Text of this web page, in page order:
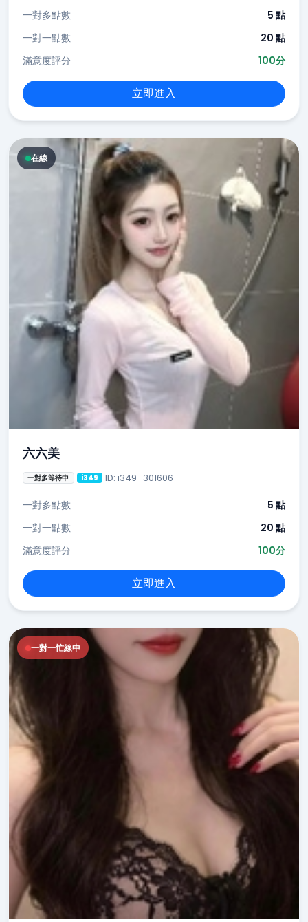
一對多點數
5 點
一對一點數
20 點
滿意度評分
100分
立即進入
在線
六六美
一對多等待中 i349 ID: i349_301606
一對多點數
5 點
一對一點數
20 點
滿意度評分
100分
立即進入
一對一忙線中